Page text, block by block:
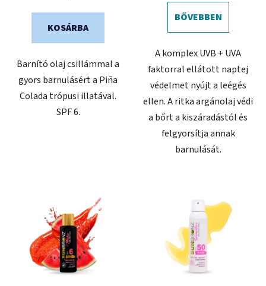
KOSÁRBA
Barnító olaj csillámmal a
gyors barnulásért a Piña
Colada trópusi illatával.
SPF 6.
BŐVEBBEN
A komplex UVB + UVA
faktorral ellátott naptej
védelmet nyújt a leégés
ellen. A ritka argánolaj védi
a bőrt a kiszáradástól és
felgyorsítja annak
barnulását.